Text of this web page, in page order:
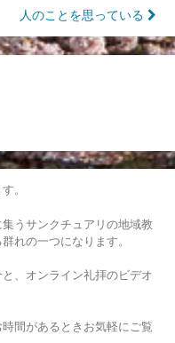
人のことを思っている
。
うサンクチュアリの地域教
れの一つになります。
、オンライン礼拝のビデオ
間があるときお気軽にご覧